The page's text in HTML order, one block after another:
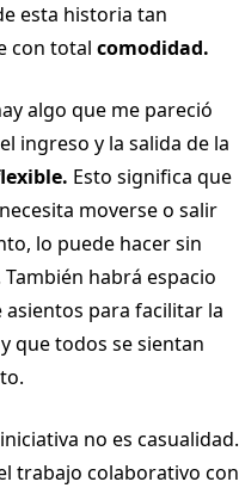
esta historia tan
con total comodidad.
algo que me pareció
ingreso y la salida de la
Esto significa que
moverse o salir
lo puede hacer sin
habrá espacio
para facilitar la
que todos se sientan
no es casualidad.
trabajo colaborativo con